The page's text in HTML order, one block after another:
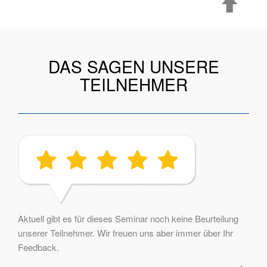
DAS SAGEN UNSERE
TEILNEHMER
Aktuell gibt es für dieses Seminar noch keine Beurteilung
unserer Teilnehmer. Wir freuen uns aber immer über Ihr
Feedback.